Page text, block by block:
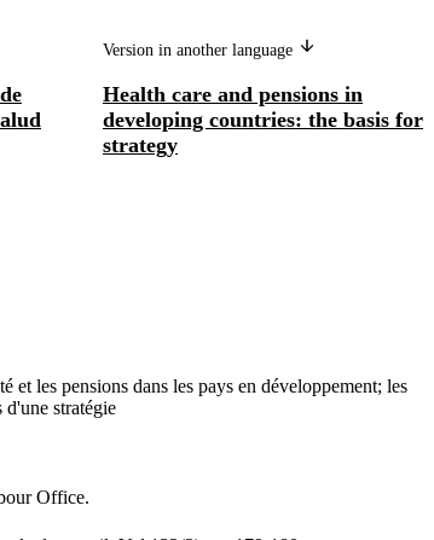
Version in another language
Health care and pensions in
developing countries: the basis for
strategy
et les pensions dans les pays en développement; les
d'une stratégie
Office.